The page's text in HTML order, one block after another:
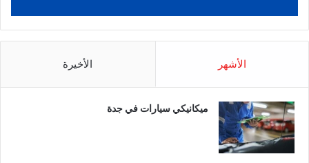
الأشهر الأخيرة
ميكانيكي سيارات في جدة